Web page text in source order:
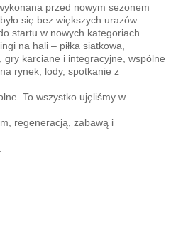
przed nowym sezonem
się bez większych urazów.
startu w nowych kategoriach
na hali – piłka siatkowa,
gry karciane i integracyjne, wspólne
rynek, lody, spotkanie z
To wszystko ujęliśmy w
regeneracją, zabawą i